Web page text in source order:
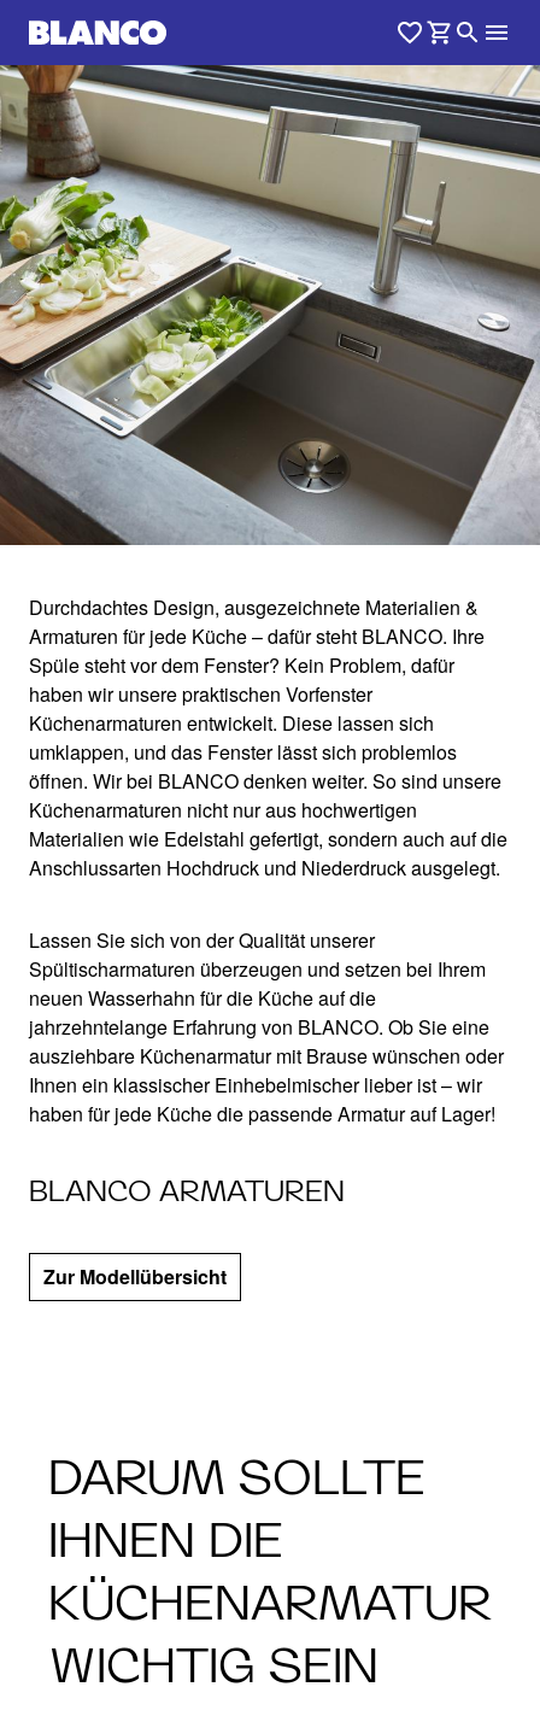
KÜCHENARMATURE
N FÜR JEDE SPÜLE
1 /0
Durchdachtes Design, ausgezeichnete Materialien &
Armaturen für jede Küche – dafür steht BLANCO. Ihre
Spüle steht vor dem Fenster? Kein Problem, dafür
haben wir unsere praktischen Vorfenster
Küchenarmaturen entwickelt. Diese lassen sich
umklappen, und das Fenster lässt sich problemlos
öffnen. Wir bei BLANCO denken weiter. So sind unsere
Küchenarmaturen nicht nur aus hochwertigen
Materialien wie Edelstahl gefertigt, sondern auch auf die
Anschlussarten Hochdruck und Niederdruck ausgelegt.
Lassen Sie sich von der Qualität unserer
Spültischarmaturen überzeugen und setzen bei Ihrem
neuen Wasserhahn für die Küche auf die
jahrzehntelange Erfahrung von BLANCO. Ob Sie eine
ausziehbare Küchenarmatur mit Brause wünschen oder
Ihnen ein klassischer Einhebelmischer lieber ist – wir
haben für jede Küche die passende Armatur auf Lager!
BLANCO ARMATUREN
Zur Modellübersicht
DARUM SOLLTE
IHNEN DIE
KÜCHENARMATUR
WICHTIG SEIN